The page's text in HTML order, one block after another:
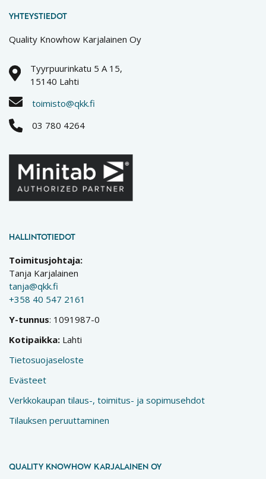
YHTEYSTIEDOT
Quality Knowhow Karjalainen Oy
Tyyrpuurinkatu 5 A 15,
15140 Lahti
toimisto@qkk.fi
03 780 4264
HALLINTOTIEDOT
Toimitusjohtaja:
Tanja Karjalainen
tanja@qkk.fi
+358 40 547 2161
Y-tunnus: 1091987-0
Kotipaikka: Lahti
Tietosuojaseloste
Evästeet
Verkkokaupan tilaus-, toimitus- ja sopimusehdot
Tilauksen peruuttaminen
QUALITY KNOWHOW KARJALAINEN OY